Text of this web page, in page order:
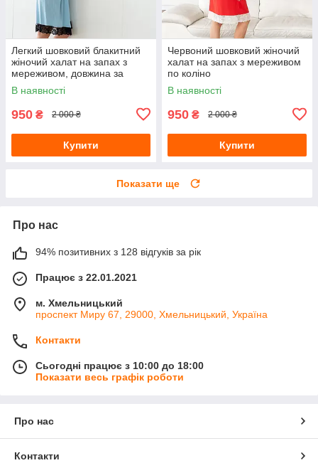
Легкий шовковий блакитний
жіночий халат на запах з
мереживом, довжина за
коліно
В наявності
950 ₴ 2 000 ₴
Купити
Червоний шовковий жіночий
халат на запах з мереживом
по коліно
В наявності
950 ₴ 2 000 ₴
Купити
Показати ще
Про нас
94% позитивних з 128 відгуків за рік
Працює з 22.01.2021
м. Хмельницький
проспект Миру 67, 29000, Хмельницький, Україна
Контакти
Сьогодні працює з 10:00 до 18:00
Показати весь графік роботи
Про нас
Контакти